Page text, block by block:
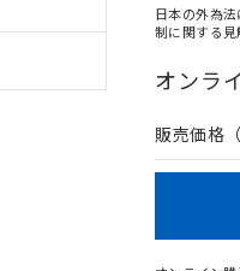
日本の外為
制に関する見
オンラ
販売価格